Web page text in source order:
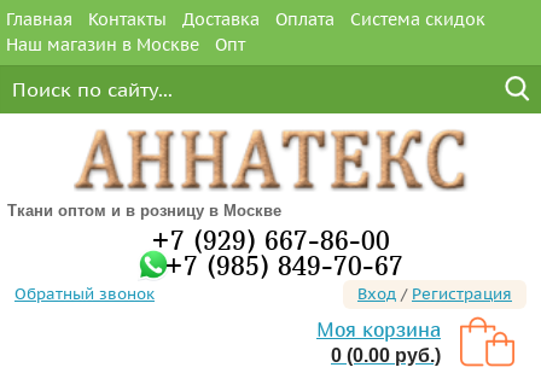
Главная Контакты Доставка Оплата
Система скидок
Наш магазин в Москве
Опт
Ткани оптом и в розницу в Москве
+7 (929) 667-86-00
+7 (985) 849-70-67
Обратный звонок Вход / Регистрация
Моя корзина
0 (0.00 руб.)